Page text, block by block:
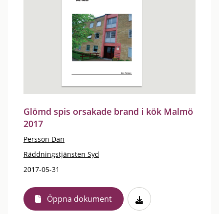
Glömd spis orsakade brand i kök Malmö
2017
Persson Dan
Räddningstjänsten Syd
2017-05-31
Öppna dokument